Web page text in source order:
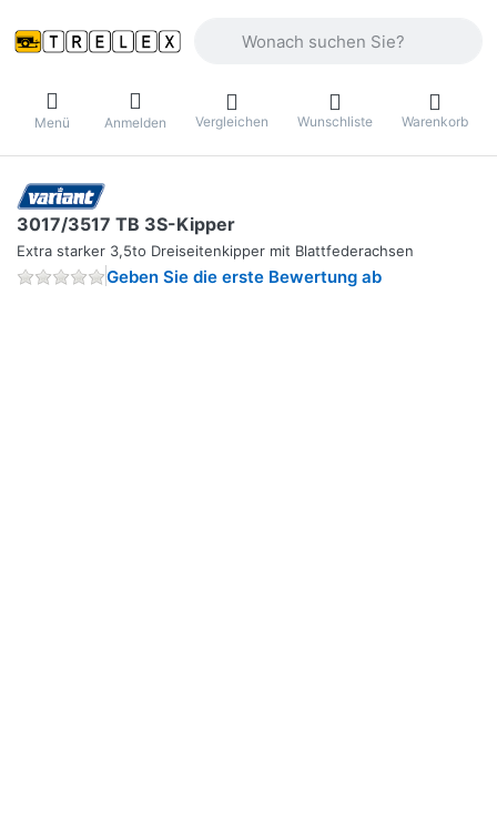
Menü Anmelden Vergleichen Wunschliste Warenkorb
3017/3517 TB 3S-Kipper
Extra starker 3,5to Dreiseitenkipper mit Blattfederachsen
Geben Sie die erste Bewertung ab